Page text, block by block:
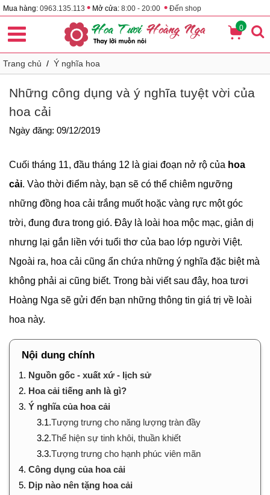
Mua hàng: 0963.135.113 • Mở cửa: 8:00 - 20:00 • Đến shop
0
Trang chủ / Ý nghĩa hoa
Những công dụng và ý nghĩa tuyệt vời của
hoa cải
Ngày đăng: 09/12/2019
Cuối tháng 11, đầu tháng 12 là giai đoạn nở rộ của hoa
cải. Vào thời điểm này, bạn sẽ có thể chiêm ngưỡng
những đồng hoa cải trắng muốt hoặc vàng rực một góc
trời, đung đưa trong gió. Đây là loài hoa mộc mạc, giản dị
nhưng lại gắn liền với tuổi thơ của bao lớp người Việt.
Ngoài ra, hoa cải cũng ẩn chứa những ý nghĩa đặc biệt mà
không phải ai cũng biết. Trong bài viết sau đây, hoa tươi
Hoàng Nga sẽ gửi đến bạn những thông tin giá trị về loài
hoa này.
Nội dung chính
1. Nguồn gốc - xuất xứ - lịch sử
2. Hoa cải tiếng anh là gì?
3. Ý nghĩa của hoa cải
3.1.Tượng trưng cho năng lượng tràn đầy
3.2.Thể hiện sự tinh khôi, thuần khiết
3.3.Tượng trưng cho hạnh phúc viên mãn
4. Công dụng của hoa cải
5. Dịp nào nên tặng hoa cải